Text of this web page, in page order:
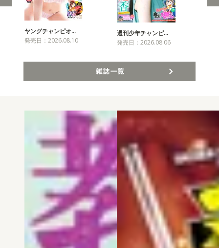
ヤングチャンピオ…
発売日：2026.08.10
週刊少年チャンピ…
発売日：2026.08.06